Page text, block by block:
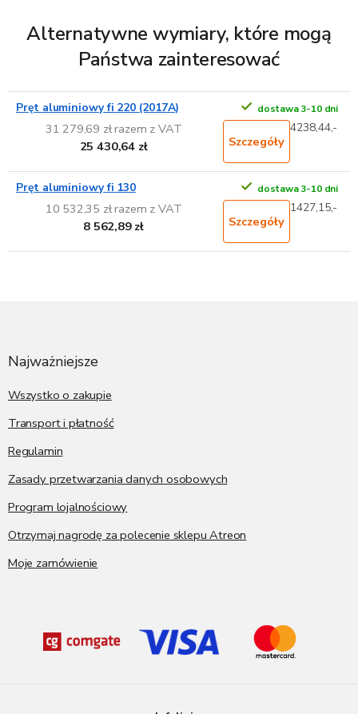
Alternatywne wymiary, które mogą
Państwa zainteresować
Pręt aluminiowy fi 220 (2017A) dostawa 3-10 dni
31 279,69 zł razem z VAT
25 430,64 zł
Szczegóły
4238,44,-
Pręt aluminiowy fi 130 dostawa 3-10 dni
10 532,35 zł razem z VAT
8 562,89 zł
Szczegóły
1427,15,-
Najważniejsze
Wszystko o zakupie
Transport i płatność
Regulamin
Zasady przetwarzania danych osobowych
Program lojalnościowy
Otrzymaj nagrodę za polecenie sklepu Atreon
Moje zamówienie